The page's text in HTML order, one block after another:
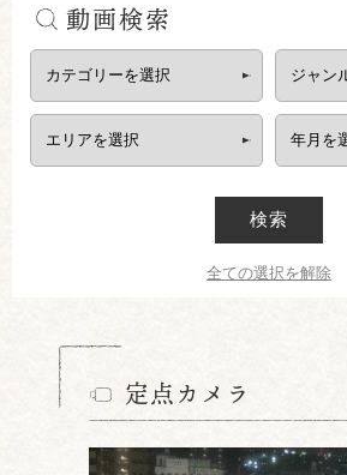
動画検索
検索
全ての選択を解除
定点カメラ